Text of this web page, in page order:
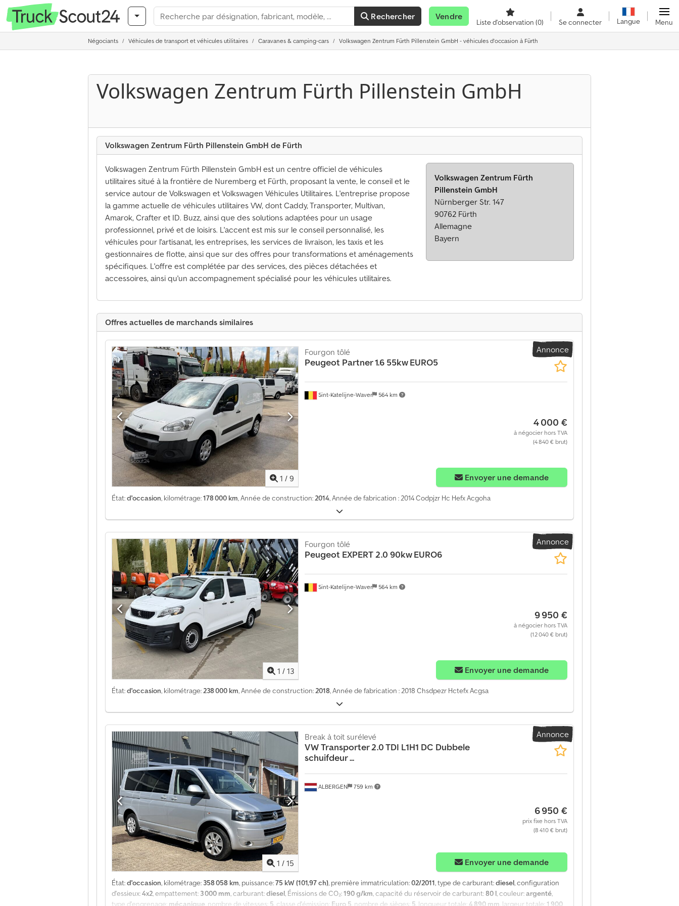
Rechercher Vendre
Liste d'observation (0) Se connecter Langue Menu
Négociants Véhicules de transport et véhicules utilitaires Caravanes & camping-cars Volkswagen Zentrum Fürth Pillenstein GmbH - véhicules d'occasion à Fürth
Volkswagen Zentrum Fürth Pillenstein GmbH
Volkswagen Zentrum Fürth Pillenstein GmbH de Fürth
Volkswagen Zentrum Fürth Pillenstein GmbH est un centre officiel de véhicules
utilitaires situé à la frontière de Nuremberg et Fürth, proposant la vente, le conseil et le
service autour de Volkswagen et Volkswagen Véhicules Utilitaires. L'entreprise propose
la gamme actuelle de véhicules utilitaires VW, dont Caddy, Transporter, Multivan,
Amarok, Crafter et ID. Buzz, ainsi que des solutions adaptées pour un usage
professionnel, privé et de loisirs. L'accent est mis sur le conseil personnalisé, les
véhicules pour l'artisanat, les entreprises, les services de livraison, les taxis et les
gestionnaires de flotte, ainsi que sur des offres pour transformations et aménagements
spécifiques. L'offre est complétée par des services, des pièces détachées et
accessoires, ainsi qu'un accompagnement spécialisé pour les véhicules utilitaires.
Volkswagen Zentrum Fürth
Pillenstein GmbH
Nürnberger Str. 147
90762 Fürth
Allemagne
Bayern
Offres actuelles de marchands similaires
Annonce
1 /9
Sint-Katelijne-Waver 564 km
Fourgon tôlé
Peugeot Partner 1.6 55kw EURO5
4 000 €
à négocier hors TVA
(4 840 € brut)
Envoyer une demande
État:d'occasion, kilométrage:178 000 km, Année de construction:2014, Année de fabrication : 2014 Codpjzr Hc Hefx Acgoha
Annonce
1 /13
Sint-Katelijne-Waver 564 km
Fourgon tôlé
Peugeot EXPERT 2.0 90kw EURO6
9 950 €
à négocier hors TVA
(12 040 € brut)
Envoyer une demande
État:d'occasion, kilométrage: 238 000 km, Année de construction: 2018, Année de fabrication : 2018 Chsdpezr Hctefx Acgsa
Annonce
1 /15
ALBERGEN 759 km
Break à toit surélevé
VWTransporter 2.0 TDI L1H1 DC Dubbele
schuifdeur ...
6 950 €
prix fixe hors TVA
(8 410 € brut)
Envoyer une demande
État:d'occasion, kilométrage: 358 058 km, puissance:75 kW (101,97 ch), première immatriculation:02/2011, type de carburant:diesel, configuration
d'essieux:4x2, empattement: 3 000 mm, carburant:diesel, Émissions de CO₂:190 g/km, capacité du réservoir de carburant:80 l, couleur:argenté,
type d'engrenage: mécanique, nombre de vitesses: 5, classe d'émission: Euro 5, nombre de sièges: 5, longueur totale:4 890 mm, largeur totale:1 900